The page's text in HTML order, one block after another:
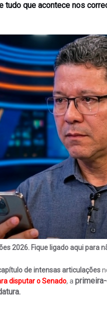
tudo que acontece nos
2026. Fique ligado aqui para
de intensas articulações
disputar o Senado, a